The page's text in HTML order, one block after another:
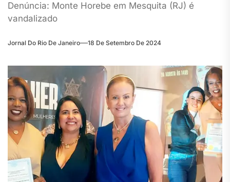
Denúncia: Monte Horebe em Mesquita (RJ) é
vandalizado
Jornal Do Rio De Janeiro 18 De Setembro De 2024